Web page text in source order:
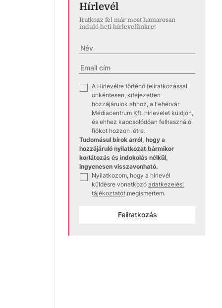
Hírlevél
Iratkozz fel már most hamarosan
induló heti hírlevelünkre!
✓
A Hírlevélre történő feliratkozással
önkéntesen, kifejezetten
hozzájárulok ahhoz, a Fehérvár
Médiacentrum Kft. hírlevelet küldjön,
és ehhez kapcsolódóan felhasználói
fiókot hozzon létre.
Tudomásul bírok arról, hogy a
hozzájáruló nyilatkozat bármikor
korlátozás és indokolás nélkül,
ingyenesen visszavonható.
✓
Nyilatkozom, hogy a hírlevél
küldésre vonatkozó adatkezelési
tájékoztatót megismertem.
Feliratkozás